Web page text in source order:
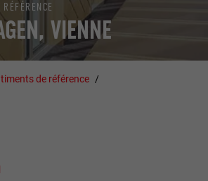
VIENNE
de référence